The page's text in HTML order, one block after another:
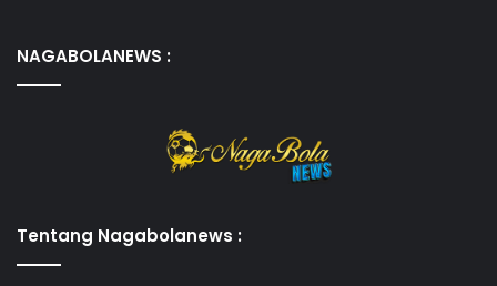
NAGABOLANEWS :
Tentang Nagabolanews :